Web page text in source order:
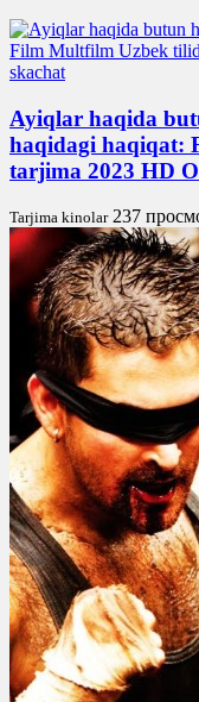
Ayiqlar haqida
haqidagi haqiqat:
tarjima 2023 HD
Tarjima kinolar 237